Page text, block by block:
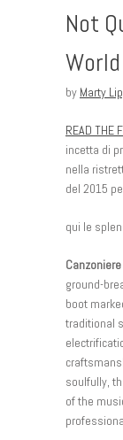
Not
by Marty
READ THE
incetta di
nella
del 2015
qui le
ground-
boot
traditional
soulfully,
of the